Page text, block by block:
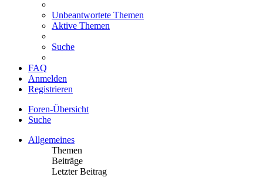
Unbeantwortete Themen
Aktive Themen
Suche
FAQ
Anmelden
Registrieren
Foren-Übersicht
Suche
Allgemeines
Themen
Beiträge
Letzter Beitrag